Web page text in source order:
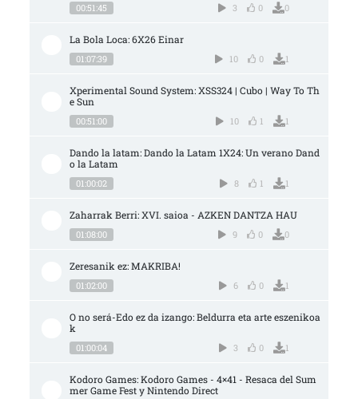
00:51:45 3 0 0
La Bola Loca: 6X26 Einar
01:07:39 10 0 1
Xperimental Sound System: XSS324 | Cubo | Way To Th
e Sun
00:51:00 10 1 1
Dando la latam: Dando la Latam 1X24: Un verano Dand
o la Latam
01:00:02 8 1 1
Zaharrak Berri: XVI. saioa - AZKEN DANTZA HAU
01:08:00 9 0 0
Zeresanik ez: MAKRIBA!
01:02:00 6 0 1
O no será-Edo ez da izango: Beldurra eta arte eszenikoa
k
01:00:04 3 0 1
Kodoro Games: Kodoro Games - 4×41 - Resaca del Sum
mer Game Fest y Nintendo Direct